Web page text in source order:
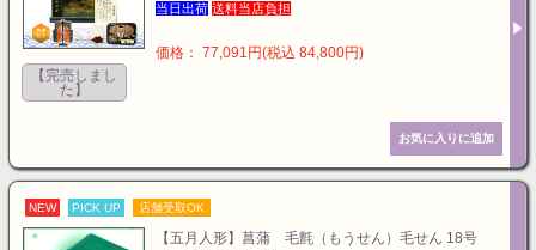
当日出荷 送料当店負担
価格： 77,091円(税込 84,800円)
【完売しまし
た】
NEW PICK UP 店舗受取OK
【五月人形】菖蒲 毛氈（もうせん）毛せん 18号